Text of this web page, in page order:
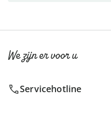
We zijn er voor u
Servicehotline